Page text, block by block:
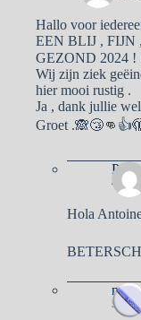
Hallo voor
EEN BLIJ , FIJN
GEZOND 2024 !
Wij zijn ziek
hier mooi rustig .
Ja , dank jullie
Groet
Pa
4
Hola
5